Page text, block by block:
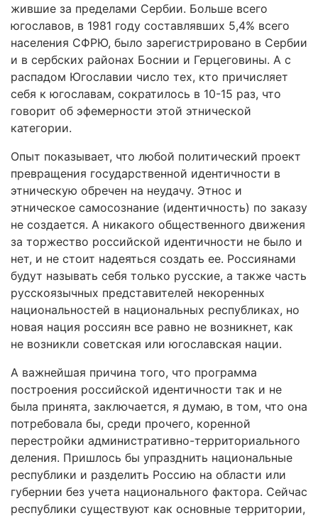
жившие за пределами Сербии. Больше всего
югославов, в 1981 году составлявших 5,4% всего
населения СФРЮ, было зарегистрировано в Сербии
и в сербских районах Боснии и Герцеговины. А с
распадом Югославии число тех, кто причисляет
себя к югославам, сократилось в 10-15 раз, что
говорит об эфемерности этой этнической
категории.
Опыт показывает, что любой политический проект
превращения государственной идентичности в
этническую обречен на неудачу. Этнос и
этническое самосознание (идентичность) по заказу
не создается. А никакого общественного движения
за торжество российской идентичности не было и
нет, и не стоит надеяться создать ее. Россиянами
будут называть себя только русские, а также часть
русскоязычных представителей некоренных
национальностей в национальных республиках, но
новая нация россиян все равно не возникнет, как
не возникли советская или югославская нации.
А важнейшая причина того, что программа
построения российской идентичности так и не
была принята, заключается, я думаю, в том, что она
потребовала бы, среди прочего, коренной
перестройки административно-территориального
деления. Пришлось бы упразднить национальные
республики и разделить Россию на области или
губернии без учета национального фактора. Сейчас
республики существуют как основные территории,